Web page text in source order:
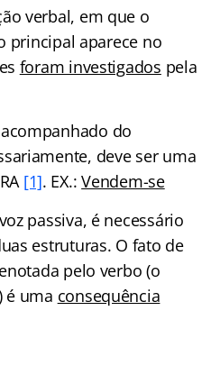
verbal, em que o
principal aparece no
foram investigados pela
do
deve ser uma
[1]. EX.:Vendem-se
passiva, é necessário
estruturas. O fato de
pelo verbo (o
é uma consequência